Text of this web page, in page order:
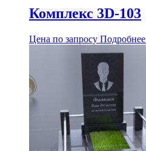
Комплекс 3D-103
Цена по запросу Подробнее